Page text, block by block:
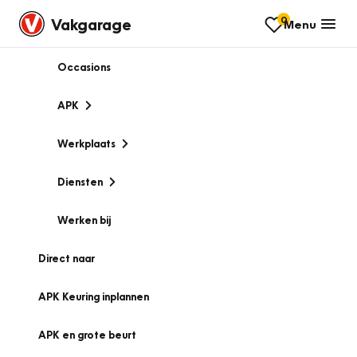
Vakgarage 0Menu
Occasions
APK
Werkplaats
Diensten
Werken bij
Direct naar
APK Keuring inplannen
APK en grote beurt